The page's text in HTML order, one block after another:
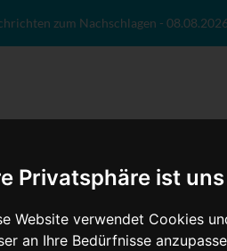
Privatsphäre ist
Website verwendet Cookies
an Ihre Bedürfnisse
zum Nachschlagen - 08.08.2026